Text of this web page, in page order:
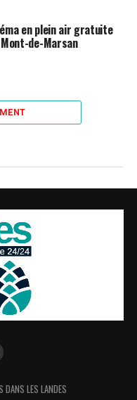
en plein air gratuite
de-Marsan
DANS LES LANDES